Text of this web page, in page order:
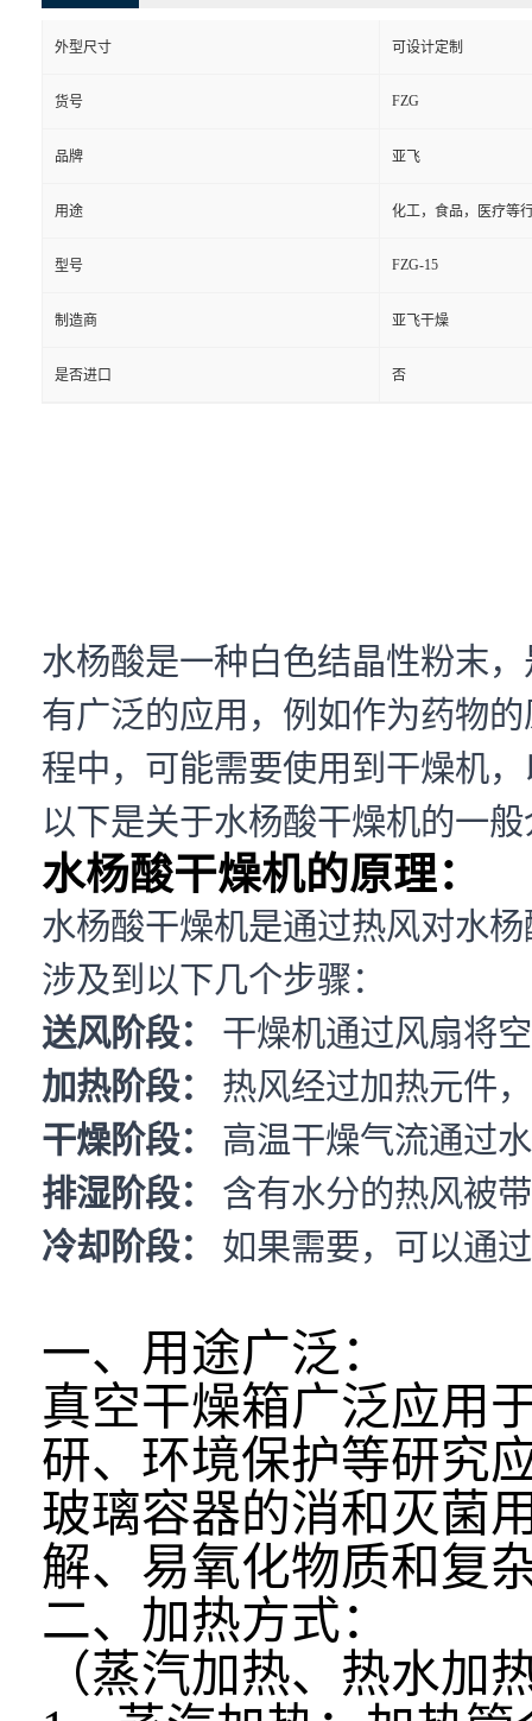
外型尺寸 可设计定制
货号 FZG
品牌 亚飞
用途 化工，食品，医疗等
型号 FZG-15
制造商 亚飞干燥
是否进口 否
水杨酸是一种白色结晶性粉末
有广泛的应用，例如作为药物
程中，可能需要使用到干燥机
以下是关于水杨酸干燥机的一
水杨酸干燥机的原理：
水杨酸干燥机是通过热风对水
涉及到以下几个步骤：
送风阶段：
干燥机通过风扇将
加热阶段：
热风经过加热元件
干燥阶段：
高温干燥气流通过
排湿阶段：
含有水分的热风被
冷却阶段：
如果需要，可以通
一、用途广泛：
真空干燥箱广泛应用
研、环境保护等研究
玻璃容器的消和灭菌
解、易氧化物质和复
二、加热方式：
（蒸汽加热、热水加